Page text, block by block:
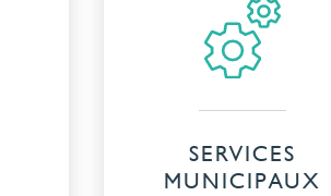
SERVICES
MUNICIPAUX